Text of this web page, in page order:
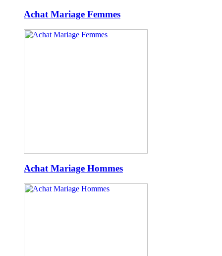
Achat Mariage Femmes
Achat Mariage Hommes